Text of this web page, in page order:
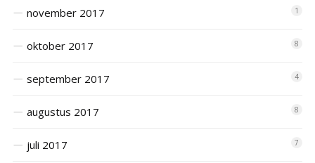
november 2017 1
oktober 2017 8
september 2017 4
augustus 2017 8
juli 2017 7